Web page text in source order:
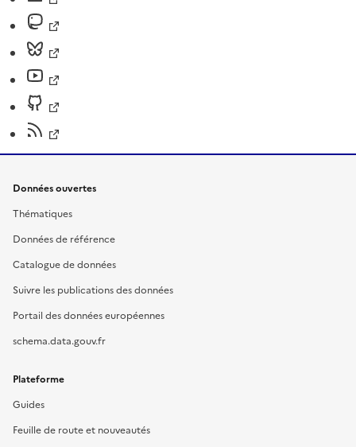
Données ouvertes
Thématiques
Données de référence
Catalogue de données
Suivre les publications des données
Portail des données européennes
schema.data.gouv.fr
Plateforme
Guides
Feuille de route et nouveautés